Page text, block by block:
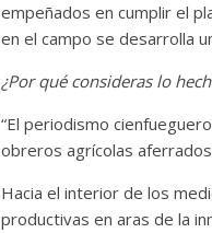
empeñados en cumplir el
en el campo se desarrolla
¿Por qué consideras lo
“El periodismo
obreros agrícolas
Hacia el interior de los
productivas en aras de la